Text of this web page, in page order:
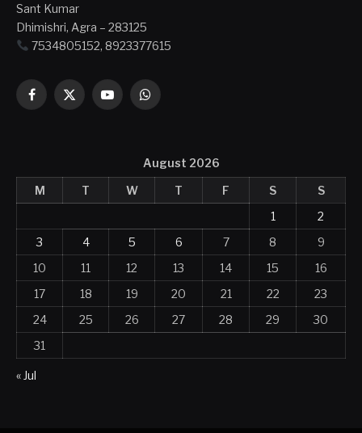
Sant Kumar
Dhimishri, Agra – 283125
7534805152, 8923377615
Facebook
X
YouTubeWhatsApp
August 2026
M
T W T F S
S
1
2
3
4 5 6 7 8
9
10
11 12 13 14 15
16
17
18 19 20 21 22
23
24
25 26 27 28 29
30
31
« Jul